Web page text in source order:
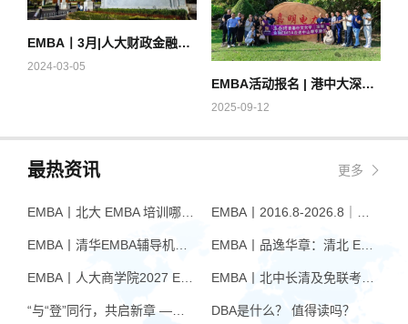
EMBA丨3月|人大财政金融学院金融EMBA2025级入学申请
2024-03-05
EMBA活动报名 | 港中大深圳金融EMBA项目主任见面会暨课程说明会厦门站
2025-09-12
最热资讯 更多
EMBA丨品逸华章：清北 EMBA 辅导的学院派实力全景
EMBA丨北中长清及免联考EMBA项目申请时间汇总（7月篇）
DBA是什么？ 值得读吗？